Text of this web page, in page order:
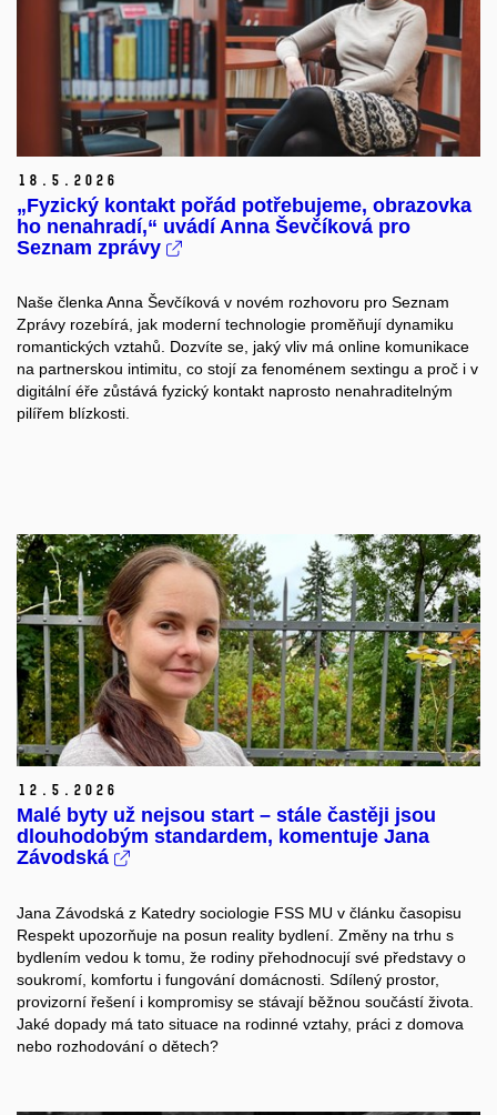
18. 5. 2026
„Fyzický kontakt pořád potřebujeme, obrazovka
ho nenahradí,“ uvádí Anna Ševčíková pro
Seznam zprávy
Naše členka Anna Ševčíková v novém rozhovoru pro Seznam
Zprávy rozebírá, jak moderní technologie proměňují dynamiku
romantických vztahů. Dozvíte se, jaký vliv má online komunikace
na partnerskou intimitu, co stojí za fenoménem sextingu a proč i v
digitální éře zůstává fyzický kontakt naprosto nenahraditelným
pilířem blízkosti.
12. 5. 2026
Malé byty už nejsou start – stále častěji jsou
dlouhodobým standardem, komentuje Jana
Závodská
Jana Závodská z Katedry sociologie FSS MU v článku časopisu
Respekt upozorňuje na posun reality bydlení. Změny na trhu s
bydlením vedou k tomu, že rodiny přehodnocují své představy o
soukromí, komfortu i fungování domácnosti. Sdílený prostor,
provizorní řešení i kompromisy se stávají běžnou součástí života.
Jaké dopady má tato situace na rodinné vztahy, práci z domova
nebo rozhodování o dětech?